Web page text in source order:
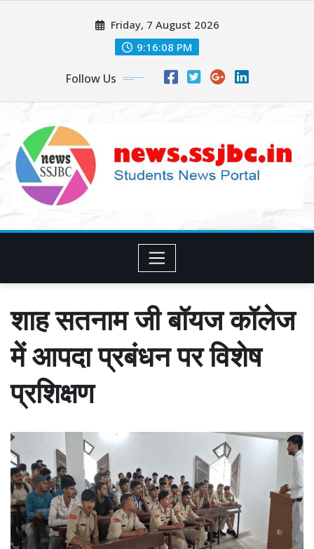
Friday, 7 August 2026
9:16:09 PM
Follow Us
शाह सतनाम जी बॉयज कॉलेज
में आपदा प्रबंधन पर विशेष
प्रशिक्षण